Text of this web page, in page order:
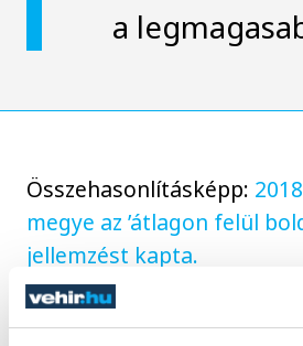
a
Összehasonlításképp:
megye az ’átlagon felül
jellemzést kapta.